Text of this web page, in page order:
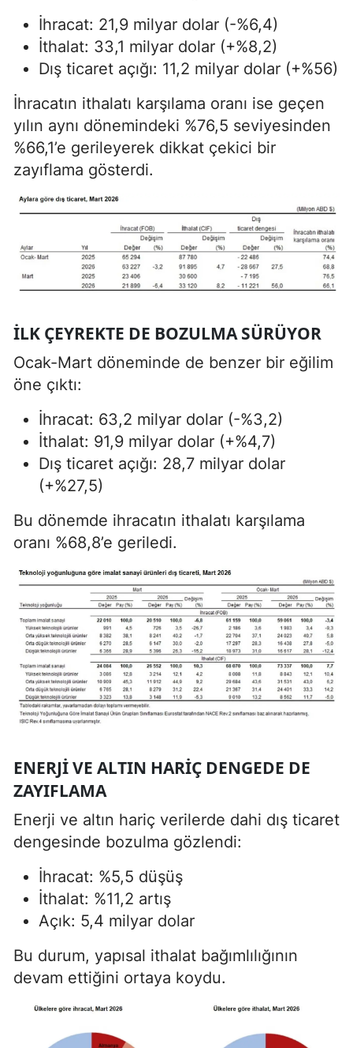
İhracat: 21,9 milyar dolar (-%6,4)
İthalat: 33,1 milyar dolar (+%8,2)
Dış ticaret açığı: 11,2 milyar dolar (+%56)
İhracatın ithalatı karşılama oranı ise geçen
yılın aynı dönemindeki %76,5 seviyesinden
%66,1’e gerileyerek dikkat çekici bir
zayıflama gösterdi.
İLK ÇEYREKTE DE BOZULMA SÜRÜYOR
Ocak-Mart döneminde de benzer bir eğilim
öne çıktı:
İhracat: 63,2 milyar dolar (-%3,2)
İthalat: 91,9 milyar dolar (+%4,7)
Dış ticaret açığı: 28,7 milyar dolar
(+%27,5)
Bu dönemde ihracatın ithalatı karşılama
oranı %68,8’e geriledi.
ENERJI VE ALTIN HARIÇ DENGEDE DE
ZAYIFLAMA
Enerji ve altın hariç verilerde dahi dış ticaret
dengesinde bozulma gözlendi:
İhracat: %5,5 düşüş
İthalat: %11,2 artış
Açık: 5,4 milyar dolar
Bu durum, yapısal ithalat bağımlılığının
devam ettiğini ortaya koydu.